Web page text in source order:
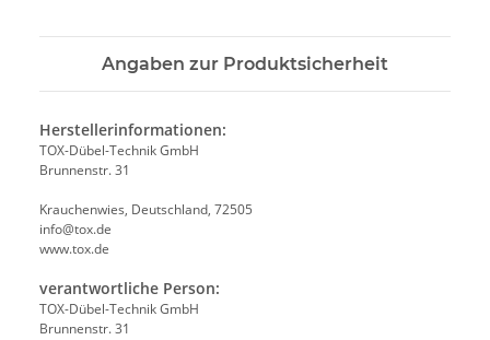
Angaben zur Produktsicherheit
Herstellerinformationen:
TOX-Dübel-Technik GmbH
Brunnenstr. 31
Krauchenwies, Deutschland, 72505
info@tox.de
www.tox.de
verantwortliche Person:
TOX-Dübel-Technik GmbH
Brunnenstr. 31